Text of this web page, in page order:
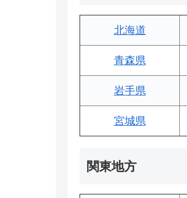
北海道
青森県
岩手県
宮城県
関東地方